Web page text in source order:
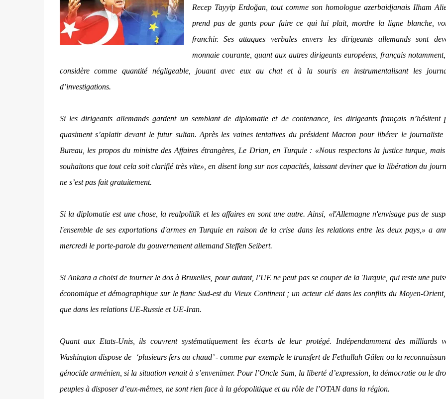
Recep Tayyip Erdoğan, tout comme son homologue azerbaidjanais Ilham
prend pas de gants pour faire ce qui lui plait, mordre la ligne blanche,
franchir. Ses attaques verbales envers les dirigeants allemands sont
monnaie courante, quant aux autres dirigeants européens, français
considère comme quantité négligeable, jouant avec eux au chat et à la souris en instrumentalisant les
d’investigations.
Si les dirigeants allemands gardent un semblant de diplomatie et de contenance, les dirigeants français n’hésitent
quasiment s’aplatir devant le futur sultan. Après les vaines tentatives du président Macron pour libérer le journaliste
Bureau, les propos du ministre des Affaires étrangères, Le Drian, en Turquie : «Nous respectons la justice turque,
souhaitons que tout cela soit clarifié très vite» , en disent long sur nos capacités, laissant deviner que la libération du
ne s’est pas fait gratuitement.
Si la diplomatie est une chose, la realpolitik et les affaires en sont une autre. Ainsi, «l'Allemagne n'envisage pas de
l'ensemble de ses exportations d'armes en Turquie en raison de la crise dans les relations entre les deux pays,» a
mercredi le porte-parole du gouvernement allemand Steffen Seibert.
Si Ankara a choisi de tourner le dos à Bruxelles, pour autant, l’UE ne peut pas se couper de la Turquie, qui reste une
économique et démographique sur le flanc Sud-est du Vieux Continent ; un acteur clé dans les conflits du Moyen-
que dans les relations UE-Russie et UE-Iran.
Quant aux Etats-Unis, ils couvrent systématiquement les écarts de leur protégé. Indépendamment des milliards
Washington dispose de ‘plusieurs fers au chaud’ - comme par exemple le transfert de Fethullah Gülen ou la
génocide arménien, si la situation venait à s’envenimer. Pour l’Oncle Sam, la liberté d’expression, la démocratie ou le
peuples à disposer d’eux-mêmes, ne sont rien face à la géopolitique et au rôle de l’OTAN dans la région.